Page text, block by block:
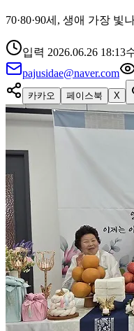
70·80·90세, 생애 가장 빛
입력 2026.06.26 18:13
pajusidae@naver.com
카카오 페이스북 X